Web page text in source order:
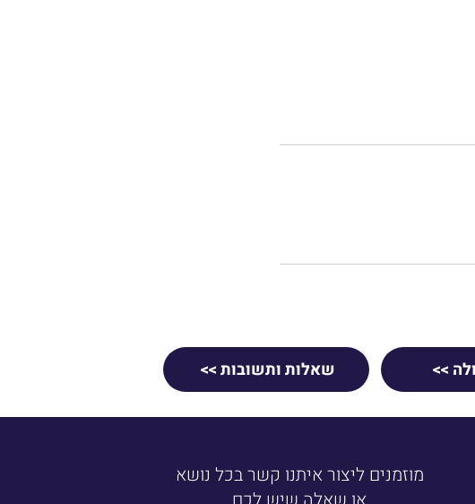
שאלות ותשובות >> >>
מוזמנים ליצור איתנו קשר בכל נושא